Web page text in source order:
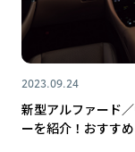
2023.09.24
新型アルファード
ーを紹介！おすす